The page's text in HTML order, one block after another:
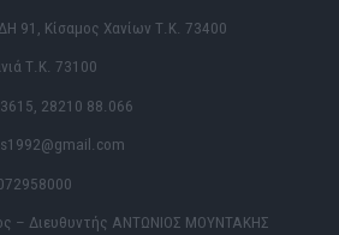
91, Κίσαμος Χανίων Τ.Κ. 73400
Τ.Κ. 73100
28210 88.066
– Διευθυντής ΑΝΤΩΝΙΟΣ ΜΟΥΝΤΑΚΗΣ